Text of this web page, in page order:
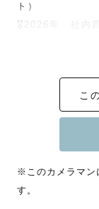
ト）
🎖️2026年　社内
指名料は予約時
お写真を公開い
年4月より/みて
☀️屋外での撮影
こ
※このカメラマン
す。